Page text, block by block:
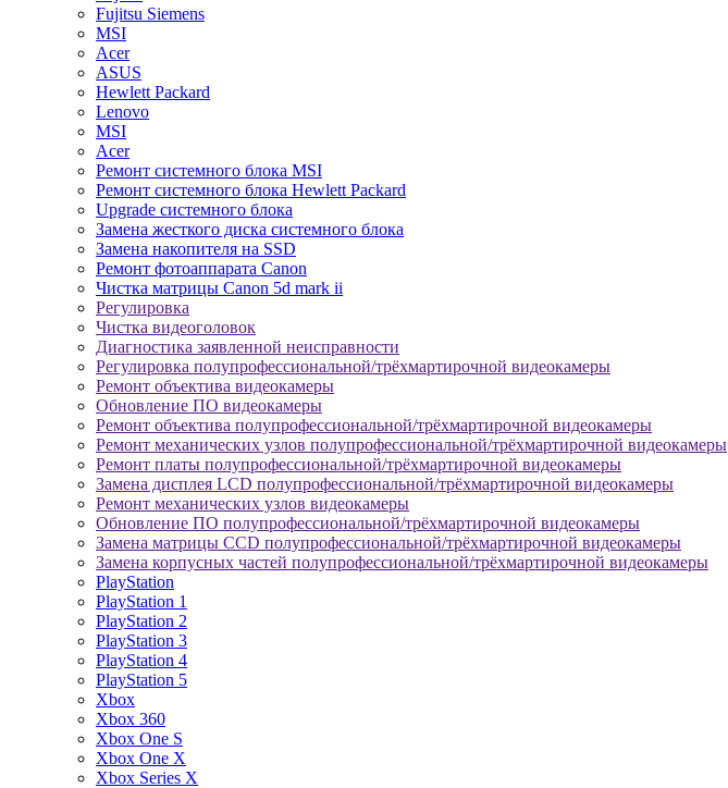
Fujitsu Siemens
MSI
Acer
ASUS
Hewlett Packard
Lenovo
MSI
Acer
Ремонт системного блока MSI
Ремонт системного блока Hewlett Packard
Upgrade системного блока
Замена жесткого диска системного блока
Замена накопителя на SSD
Ремонт фотоаппарата Canon
Чистка матрицы Canon 5d mark ii
Регулировка
Чистка видеоголовок
Диагностика заявленной неисправности
Регулировка полупрофессиональной/трёхмартирочной видеокамеры
Ремонт объектива видеокамеры
Обновление ПО видеокамеры
Ремонт объектива полупрофессиональной/трёхмартирочной видеокамеры
Ремонт механических узлов полупрофессиональной/трёхмартирочной видеокамеры
Ремонт платы полупрофессиональной/трёхмартирочной видеокамеры
Замена дисплея LCD полупрофессиональной/трёхмартирочной видеокамеры
Ремонт механических узлов видеокамеры
Обновление ПО полупрофессиональной/трёхмартирочной видеокамеры
Замена матрицы CCD полупрофессиональной/трёхмартирочной видеокамеры
Замена корпусных частей полупрофессиональной/трёхмартирочной видеокамеры
PlayStation
PlayStation 1
PlayStation 2
PlayStation 3
PlayStation 4
PlayStation 5
Xbox
Xbox 360
Xbox One S
Xbox One X
Xbox Series X